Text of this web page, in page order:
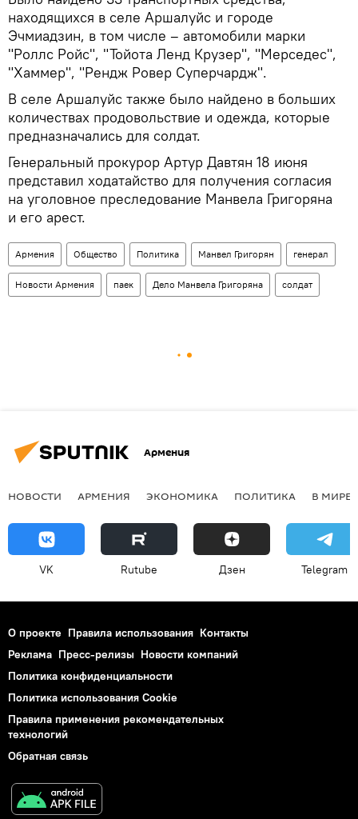
находящихся в селе Аршалуйс и городе
Эчмиадзин, в том числе – автомобили марки
"Роллс Ройс", "Тойота Ленд Крузер", "Мерседес",
"Хаммер", "Рендж Ровер Суперчардж".
В селе Аршалуйс также было найдено в больших
количествах продовольствие и одежда, которые
предназначались для солдат.
Генеральный прокурор Артур Давтян 18 июня
представил ходатайство для получения согласия
на уголовное преследование Манвела Григоряна
и его арест.
Армения Общество Политика Манвел Григорян генерал
Новости Армения паек Дело Манвела Григоряна солдат
Армения
НОВОСТИ АРМЕНИЯ ЭКОНОМИКА ПОЛИТИКА В МИРЕ
VK Rutube Дзен Telegram
О проекте Правила использования Контакты
Реклама Пресс-релизы Новости компаний
Политика конфиденциальности
Политика использования Cookie
Правила применения рекомендательных
технологий
Обратная связь